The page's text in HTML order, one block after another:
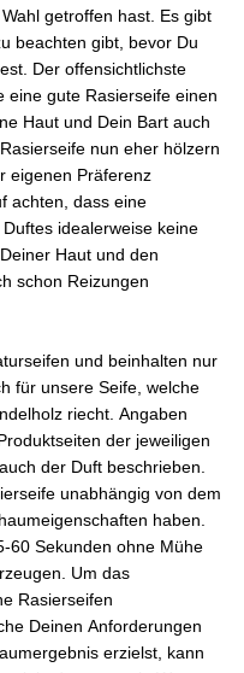
getroffen hast. Es gibt
beachten gibt, bevor Du
Der offensichtlichste
eine gute Rasierseife einen
Haut und Dein Bart auch
nun eher hölzern
eigenen Präferenz
achten, dass eine
idealerweise keine
Haut und den
schon Reizungen
und beinhalten nur
für unsere Seife, welche
riecht. Angaben
der jeweiligen
der Duft beschrieben.
unabhängig von dem
haben.
60 Sekunden ohne Mühe
Um das
Rasierseifen
Deinen Anforderungen
erzielst, kann